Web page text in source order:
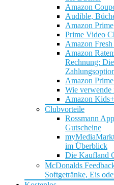
Amazon
Audible,
Amazon Prime
Prime Video
Amazon
Amazon
Rechnung:
Amazon
Wie verwende
Amazon
Clubvorteile
Rossmann
Gutscheine
im Überblick
Die Kaufland
McDonalds
Softgetränke, Eis